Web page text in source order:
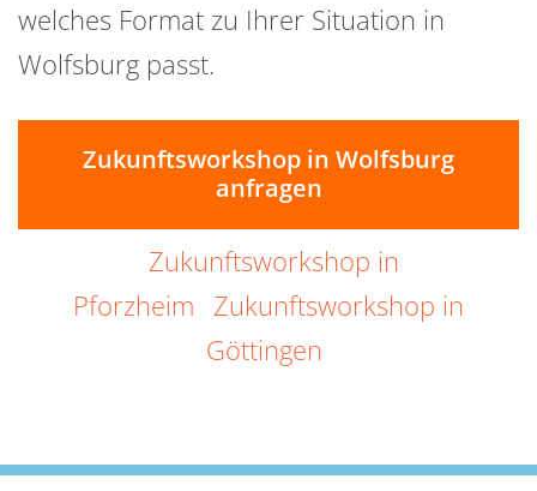
welches Format zu Ihrer Situation in
Wolfsburg passt.
Zukunftsworkshop in Wolfsburg
anfragen
Zukunftsworkshop in
Pforzheim Zukunftsworkshop in
Göttingen